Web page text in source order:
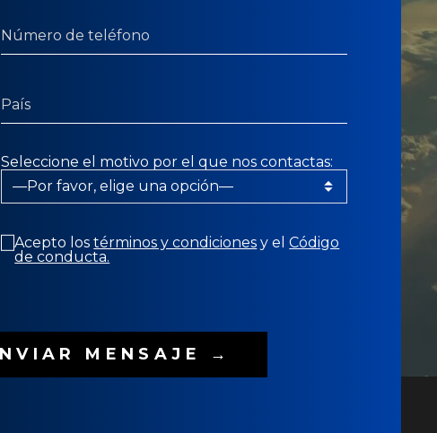
Seleccione el motivo por el que nos contactas:
Acepto lostérminos y condiciones y elCódigo
de conducta.